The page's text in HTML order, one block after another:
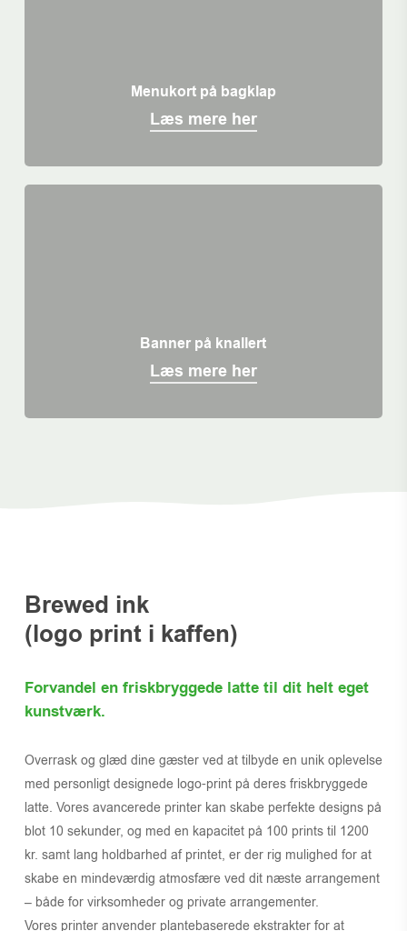
Menukort på bagklap
Læs mere her
Banner på knallert
Læs mere her
Brewed ink
(logo print i kaffen)
Forvandel en friskbryggede latte til dit helt eget
kunstværk.
Overrask og glæd dine gæster ved at tilbyde en unik oplevelse
med personligt designede logo-print på deres friskbryggede
latte. Vores avancerede printer kan skabe perfekte designs på
blot 10 sekunder, og med en kapacitet på 100 prints til 1200
kr. samt lang holdbarhed af printet, er der rig mulighed for at
skabe en mindeværdig atmosfære ved dit næste arrangement
– både for virksomheder og private arrangementer.
Vores printer anvender plantebaserede ekstrakter for at